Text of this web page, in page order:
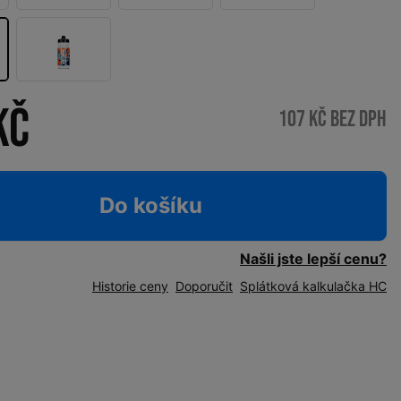
107 Kč bez DPH
Do košíku
Našli jste lepší cenu?
Historie ceny Doporučit Splátková kalkulačka HC